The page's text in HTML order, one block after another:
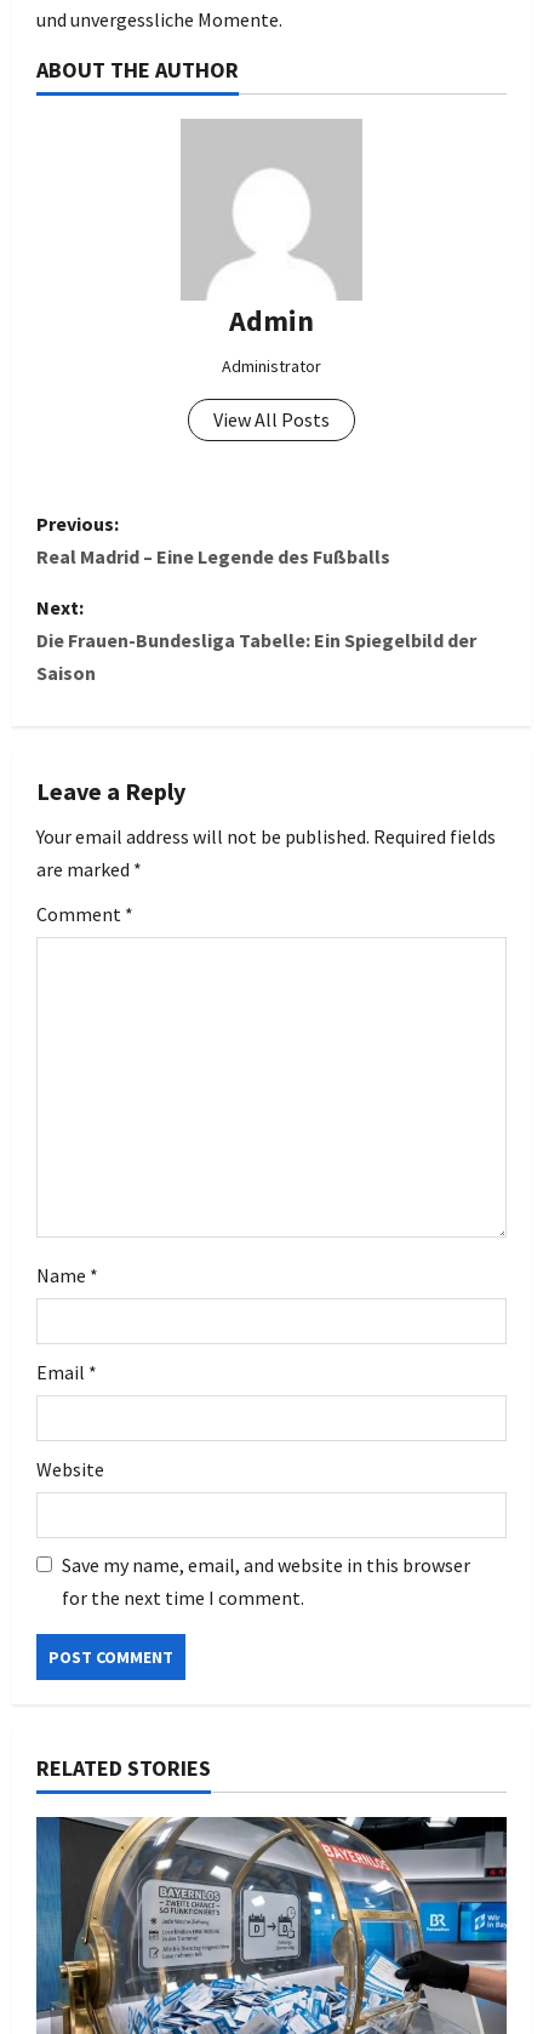
und unvergessliche Momente.
ABOUT THE AUTHOR
Admin
Administrator
View All Posts
P
o
s
t
v
i
g
Previous:
Real Madrid – Eine Legende des Fußballs
Next:
Die Frauen-Bundesliga Tabelle: Ein Spiegelbild der
Saison
Leave a Reply
Your email address will not be published. Required fields
are marked *
Comment *
Name *
Email *
Website
Save my name, email, and website in this browser
for the next time I comment.
RELATED STORIES